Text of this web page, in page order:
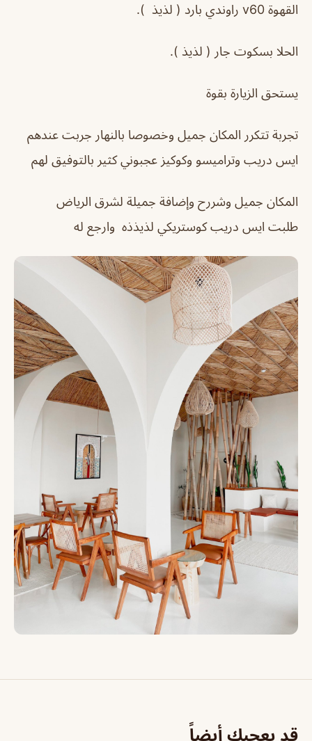
القهوة v60 راوندي بارد ( لذيذ ).
الحلا بسكوت جار ( لذيذ ).
يستحق الزيارة بقوة
تجربة تتكرر المكان جميل وخصوصا بالنهار جربت عندهم
ايس دريب وتراميسو وكوكيز عجبوني كثير بالتوفيق لهم
المكان جميل وشررح وإضافة جميلة لشرق الرياض
طلبت ايس دريب كوستريكي لذيذذه وارجع له
قد يعجبك أيضاً